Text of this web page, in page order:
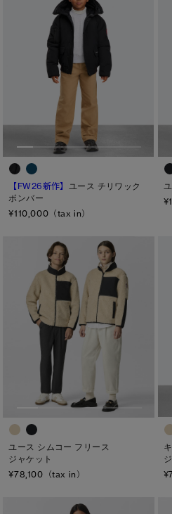
アンバサダー
スプリングコレクション
ベストセラー
FW26コレクション
サマー 26 コレクション
サマー 26 コレクショ
日本限定モデル
メイドインジャパンT
アパレル
アクセサリー
フットウェア
コレクション
ベストセラー
FW26コレクション
サマー 26 コレクション
サマー 26 コレクショ
日本限定モデル
メイドインジャパンT
アパレル
アクセサリー
フットウェア
コレクション
キッズ（2‐7歳)
ユース（6＋歳)
コレクション
CANADA GOOSE
ウェアの下取り・再
品の価値を受け継い
アーカイブの希少な
※カテゴリを表示するにはジェンダーに
ジェンダー
ウィメンズ
キッズ
カテゴリ
ディスク
クラシック ディスク
ホワイト ディスク
ト―ナル ディスク
PBI ディスク
ディスクなし
TEI１：5℃/-5℃
TEI2：０℃/-１5℃
TEI3：-10℃/-20℃
TEI4：-15℃/-25℃
【FW26新作】 ユース チリワック
ボンバー
¥110,000（tax in）
ユース シムコー フリース
ジャケット
¥78,100（tax in）